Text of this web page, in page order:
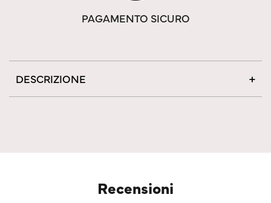
PAGAMENTO SICURO
DESCRIZIONE
Recensioni